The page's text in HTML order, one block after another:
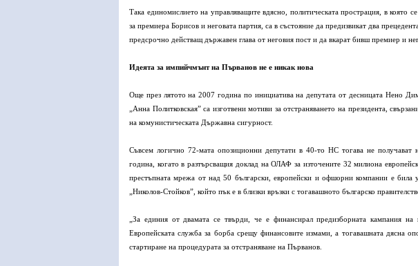
Така единомислието на управляващите вдясно, политическата прострация, в която
за премиера Борисов и неговата партия, са в състояние да предизвикат два
предсрочно действащ държавен глава от неговия пост и да вкарат бивш премиер и
Идеята за импийчмънт на Първанов не е никак нова
Още през лятото на 2007 година по инициатива на депутата от десницата Нено
„Анна Политковская” са изготвени мотиви за отстраняването на президента,
на комунистическата Държавна сигурност.
Съвсем логично 72-мата опозиционни депутати в 40-то НС тогава не получават
година, когато в разтърсващия доклад на ОЛАФ за източените 32 милиона
престъпната мрежа от над 50 български, европейски и офшорни компании е била
„Николов-Стойков”, който пък е в близки връзки с тогавашното българско
„За единия от двамата се твърди, че е финансирал предизборната кампания на
Европейската служба за борба срещу финансовите измами, а тогавашната дясна
стартиране на процедурата за отстраняване на Първанов.